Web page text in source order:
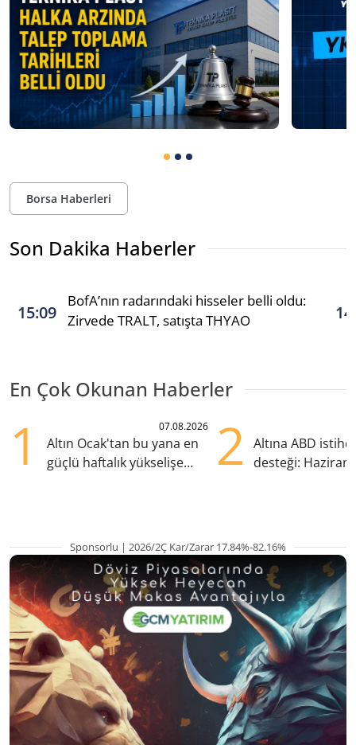
Borsa Haberleri
Son Dakika Haberler
15:09
BofA’nın radarındaki hisseler belli oldu:
Zirvede TRALT, satışta THYAO
En Çok Okunan Haberler
1 07.08.2026
Altın Ocak'tan bu yana en
güçlü haftalık yükselişe
2
Altına ABD
desteği:
Sponsorlu | 2026/2Ç Kar/Zarar 17.84%-82.16%